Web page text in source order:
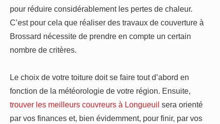
pour réduire considérablement les pertes de chaleur.
C’est pour cela que réaliser des travaux de couverture à
Brossard nécessite de prendre en compte un certain
nombre de critères.
Le choix de votre toiture doit se faire tout d’abord en
fonction de la météorologie de votre région. Ensuite,
trouver les meilleurs couvreurs à Longueuil sera orienté
par vos finances et, bien évidemment, pour finir, par vos